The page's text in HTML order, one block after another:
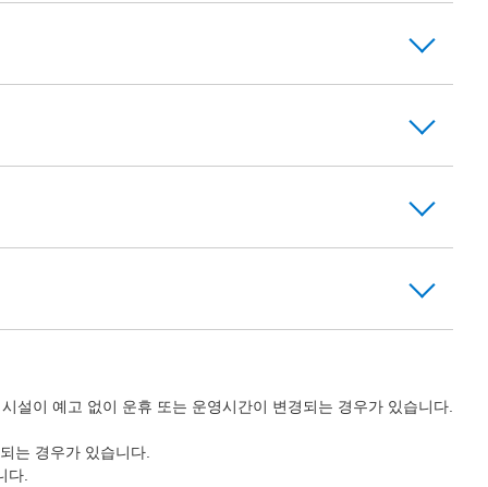
설이 예고 없이 운휴 또는 운영시간이 변경되는 경우가 있습니다.
는 경우가 있습니다.
다.